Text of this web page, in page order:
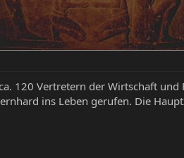
120 Vertretern der Wirtschaft und
ins Leben gerufen. Die